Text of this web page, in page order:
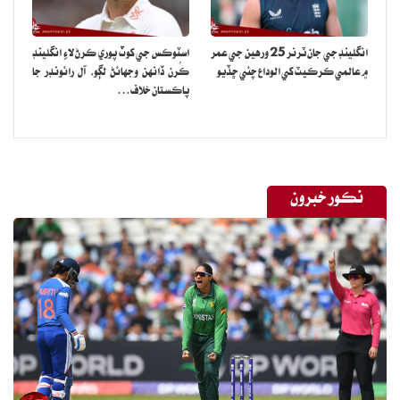
انگلينڊ جي جان ٽرنر 25 ورهين جي عمر
۾ عالمي ڪرڪيٽ کي الوداع چئي ڇڏيو
اسٽوڪس جي کوٽ پوري ڪرڻ لاءِ انگلينڊ
ڪُرن ڏانهن وجهائڻ لڳو، آل رائونڊر جا
پاڪستان خلاف…
نڪور خبرون